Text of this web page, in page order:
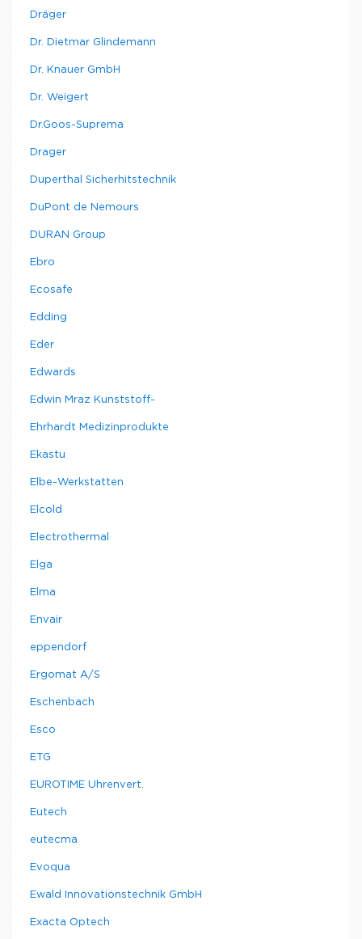
Dräger
Dr. Dietmar Glindemann
Dr. Knauer GmbH
Dr. Weigert
Dr.Goos-Suprema
Drager
Duperthal Sicherhitstechnik
DuPont de Nemours
DURAN Group
Ebro
Ecosafe
Edding
Eder
Edwards
Edwin Mraz Kunststoff-
Ehrhardt Medizinprodukte
Ekastu
Elbe-Werkstatten
Elcold
Electrothermal
Elga
Elma
Envair
eppendorf
Ergomat A/S
Eschenbach
Esco
ETG
EUROTIME Uhrenvert.
Eutech
eutecma
Evoqua
Ewald Innovationstechnik GmbH
Exacta Optech